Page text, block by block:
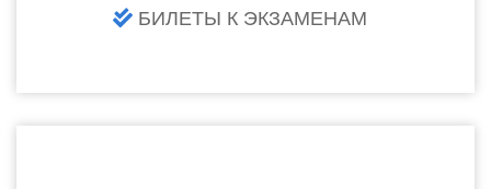
БИЛЕТЫ К ЭКЗАМЕНАМ